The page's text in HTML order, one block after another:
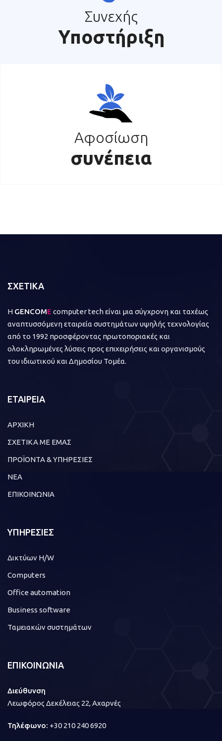
Συνεχής
Υποστήριξη
Αφοσίωση
συνέπεια
ΣΧΕΤΙΚΑ
Η GENCOME computer tech είναι μια σύγχρονη και ταχέως
αναπτυσσόμενη εταιρεία συστημάτων υψηλής τεχνολογίας
από το 1992 προσφέροντας πρωτοποριακές και
ολοκληρωμένες λύσεις προς επιχειρήσεις και οργανισμούς
του ιδιωτικού και Δημοσίου Τομέα.
ΕΤΑΙΡΕΙΑ
ΑΡΧΙΚΗ
ΣΧΕΤΙΚΑ ΜΕ ΕΜΑΣ
ΠΡΟΪΟΝΤΑ & ΥΠΗΡΕΣΙΕΣ
ΝΕΑ
ΕΠΙΚΟΙΝΩΝΙΑ
ΥΠΗΡΕΣΙΕΣ
Δικτύων H/W
Computers
Office automation
Business software
Ταμειακών συστημάτων
ΕΠΙΚΟΙΝΩΝΙΑ
Διεύθυνση
Λεωφόρος Δεκέλειας 22, Αχαρνές
Τηλέφωνο: +30 210 240 6920